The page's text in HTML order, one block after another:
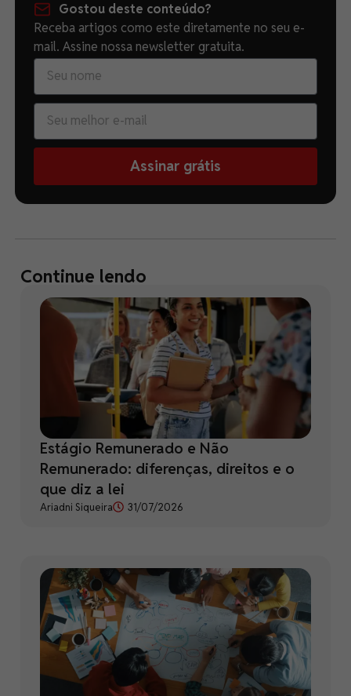
Gostou deste conteúdo?
Receba artigos como este diretamente no seu e-
mail. Assine nossa newsletter gratuita.
Assinar grátis
Continue lendo
Estágio Remunerado e Não
Remunerado: diferenças, direitos e o
que diz a lei
Ariadni Siqueira 31/07/2026